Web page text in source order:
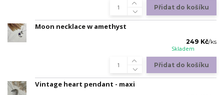
Přidat do košíku
Moon necklace w amethyst
249 Kč/ks
Skladem
Přidat do košíku
Vintage heart pendant - maxi